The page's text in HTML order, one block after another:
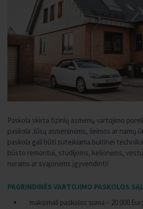
Paskola skirta fizinių asmenų vartojimo
paskola Jūsų asmeninėms, šeimos ar namų
paskola gali būti suteikiama buitinei
būsto remontui, studijoms, kelionėms,
norams ar svajonėms įgyvendinti!
PAGRINDINĖS VARTOJIMO PASKOLOS
maksimali paskolos suma – 20 000 Eur;